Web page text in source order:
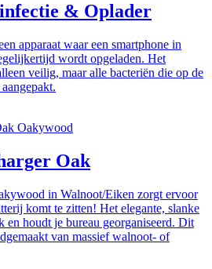
& Oplader
apparaat waar een smartphone in
wordt opgeladen. Het
veilig, maar alle bacteriën die op de
Oakywood
Oak
in Walnoot/Eiken zorgt ervoor
komt te zitten! Het elegante, slanke
houdt je bureau georganiseerd. Dit
van massief walnoot- of